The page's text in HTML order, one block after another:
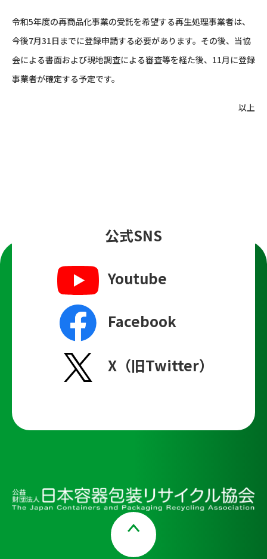
令和5年度の再商品化事業の受託を希望する再生処理事業者は、
今後7月31日までに登録申請する必要があります。その後、当協
会による書面および現地調査による審査等を経た後、11月に登録
事業者が確定する予定です。
以上
公式SNS
Youtube
Facebook
X（旧Twitter）